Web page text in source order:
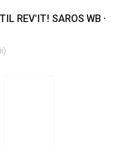
REV'IT! SAROS WB ·
)